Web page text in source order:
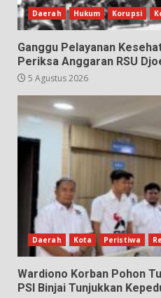
Daerah Hukum Korupsi
Ganggu Pelayanan
Periksa Anggaran RSU
5 Agustus 2026
Daerah Kota Peristiwa
Wardiono Korban Pohon
PSI Binjai Tunjukkan